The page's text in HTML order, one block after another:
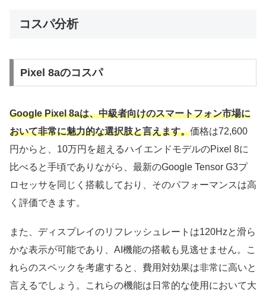
コスパ分析
Pixel 8aのコスパ
Google Pixel 8aは、中級者向けのスマートフォン市場に
おいて非常に魅力的な選択肢と言えます。価格は72,600
円からと、10万円を超えるハイエンドモデルのPixel 8に
比べると手頃でありながら、最新のGoogle Tensor G3プ
ロセッサを同じく搭載しており、そのパフォーマンスは高
く評価できます。
また、ディスプレイのリフレッシュレートは120Hzと滑ら
かな表示が可能であり、AI機能の搭載も見逃せません。こ
れらのスペックを考慮すると、費用対効果は非常に高いと
言えるでしょう。これらの機能は日常的な使用において大